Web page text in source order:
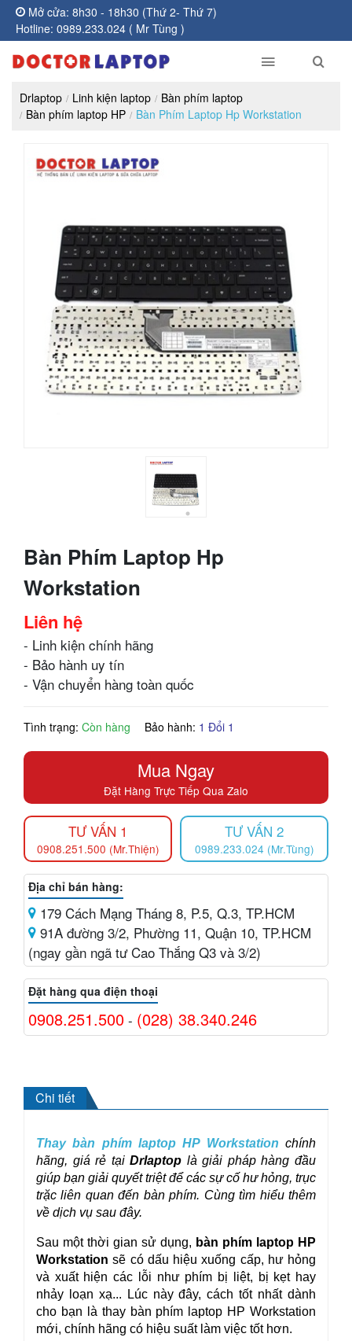
Mở cửa: 8h30 - 18h30 (Thứ 2- Thứ 7)
Hotline: 0989.233.024 ( Mr Tùng )
Drlaptop Linh kiện laptop
Bàn phím laptop
Bàn phím laptop HP
Bàn Phím Laptop Hp Workstation
Bàn Phím Laptop Hp
Workstation
Liên hệ
- Linh kiện chính hãng
- Bảo hành uy tín
- Vận chuyển hàng toàn quốc
Tình trạng: Còn hàng Bảo hành: 1 Đổi 1
Mua Ngay
Đặt Hàng Trực Tiếp Qua Zalo
TƯ VẤN 1
0908.251.500 (Mr.Thiện)
TƯ VẤN 2
0989.233.024 (Mr.Tùng)
Địa chỉ bán hàng:
179 Cách Mạng Tháng 8, P.5, Q.3, TP.HCM
91A đường 3/2, Phường 11, Quận 10, TP.HCM
(ngay gần ngã tư Cao Thắng Q3 và 3/2)
Đặt hàng qua điện thoại
0908.251.500 - (028) 38.340.246
Chi tiết
Thay bàn phím laptop HP Workstation chính
hãng, giá rẻ tại Drlaptop là giải pháp hàng đầu
giúp bạn giải quyết triệt để các sự cố hư hỏng, trục
trặc liên quan đến bàn phím. Cùng tìm hiểu thêm
về dịch vụ sau đây.
Sau một thời gian sử dụng, bàn phím laptop HP
Workstation sẽ có dấu hiệu xuống cấp, hư hỏng
và xuất hiện các lỗi như phím bị liệt, bị kẹt hay
nhảy loạn xạ... Lúc này đây, cách tốt nhất dành
cho bạn là thay bàn phím laptop HP Workstation
mới, chính hãng có hiệu suất làm việc tốt hơn.